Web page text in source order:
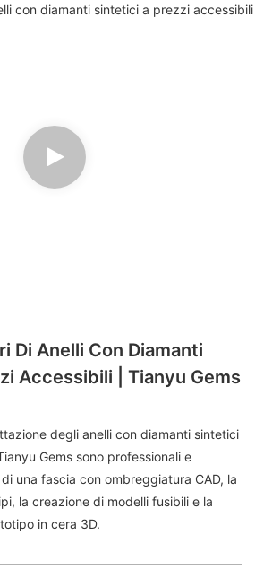
Di Anelli Con Diamanti
Accessibili | Tianyu Gems
degli anelli con diamanti sintetici
Gems sono professionali e
una fascia con ombreggiatura CAD, la
la creazione di modelli fusibili e la
in cera 3D.